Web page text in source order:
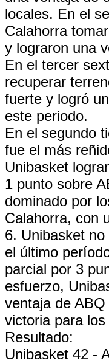
locales. En el
Calahorra
y lograron una
En el tercer
recuperar
fuerte y logró
este periodo.
En el segundo
fue el más
Unibasket
1 punto sobre
dominado por
Calahorra, con
6. Unibasket
el último
parcial por 3
esfuerzo,
ventaja de
victoria para los
Resultado:
Unibasket 42 -